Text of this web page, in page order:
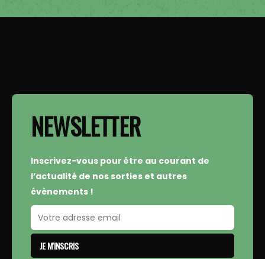
NEWSLETTER
Inscrivez-vous pour être au courant de
l’actualité de nos sorties et autres
évènements !
JE M'INSCRIS